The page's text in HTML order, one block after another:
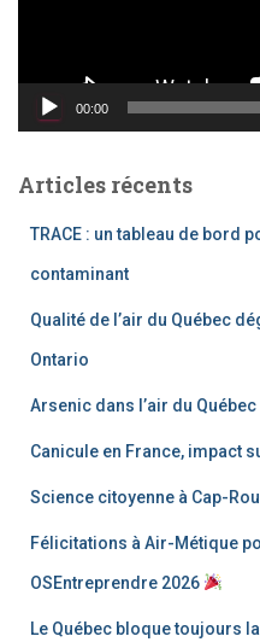
00:00
Articles récents
TRACE : un tableau de bord
contaminant
Qualité de l’air du Québec
Ontario
Arsenic dans l’air du Québec
Canicule en France, impact
Science citoyenne à Cap-
Félicitations à Air-Métique
OSEntreprendre 2026
Le Québec bloque toujours